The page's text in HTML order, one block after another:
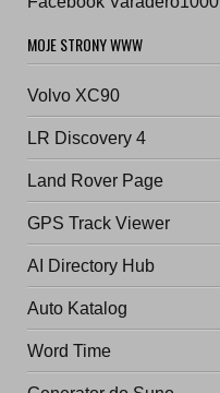
MOJE STRONY WWW
Volvo XC90
LR Discovery 4
Land Rover Page
GPS Track Viewer
AI Directory Hub
Auto Katalog
Word Time